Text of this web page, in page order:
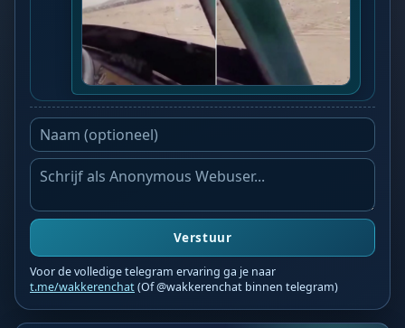
Verstuur
Voor de volledige telegram ervaring ga je naar
t.me/wakkerenchat(Of @wakkerenchat binnen telegram)